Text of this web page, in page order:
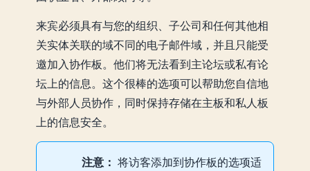
来宾必须具有与您的组织、子公司和任何其他相
关实体关联的域不同的电子邮件域，并且只能受
邀加入协作板。他们将无法看到主论坛或私有论
坛上的信息。这个很棒的选项可以帮助您自信地
与外部人员协作，同时保持存储在主板和私人板
上的信息安全。
注意： 将访客添加到协作板的选项适